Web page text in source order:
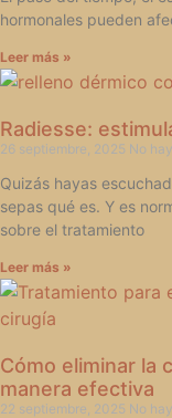
hormonales pueden
Leer más »
Radiesse:
26 septiembre, 2025 No
Quizás hayas
sepas qué es. Y es
sobre el tratamiento
Leer más »
Cómo eliminar la
manera efectiva
22 septiembre, 2025 No